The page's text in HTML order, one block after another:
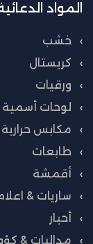
المواد
خشب
كريستال
ورقيات
لوحات أسمية
مكابس حرارية
طابعات
أقمشة
ساريات &
أحبار
مداليات &